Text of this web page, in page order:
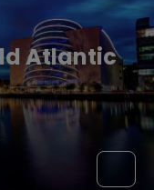
Atlantic